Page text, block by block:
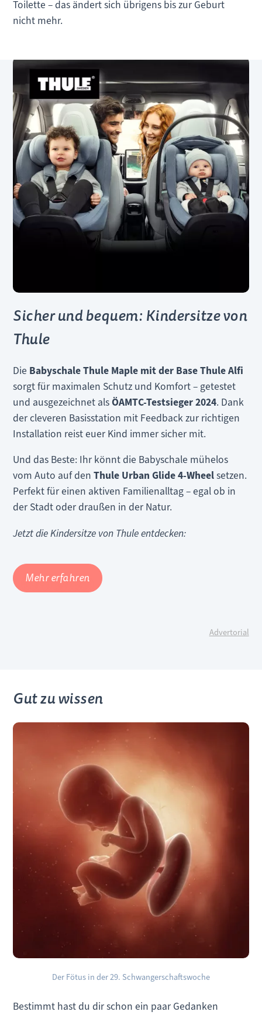
Toilette – das ändert sich übrigens bis zur Geburt
nicht mehr.
Sicher und bequem: Kindersitze von
Thule
Die Babyschale Thule Maple mit der Base Thule Alfi
sorgt für maximalen Schutz und Komfort – getestet
und ausgezeichnet alsÖAMTC-Testsieger 2024. Dank
der cleveren Basisstation mit Feedback zur richtigen
Installation reist euer Kind immer sicher mit.
Und das Beste: Ihr könnt die Babyschale mühelos
vom Auto auf denThule Urban Glide 4-Wheelsetzen.
Perfekt für einen aktiven Familienalltag – egal ob in
der Stadt oder draußen in der Natur.
Jetzt die Kindersitze von Thule entdecken:
Mehr erfahren
Advertorial
Gut zu wissen
Der Fötus in der 29. Schwangerschaftswoche
Bestimmt hast du dir schon ein paar Gedanken